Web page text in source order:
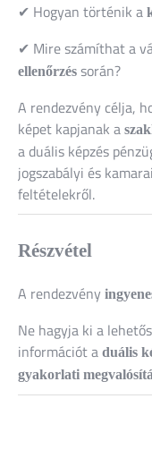
✔ Hogyan történik a
✔ Mire számíthat a
ellenőrzés során?
A rendezvény célja,
képet kapjanak a
a duális képzés
jogszabályi és
feltételekről.
Részvétel
A rendezvény
Ne hagyja ki a
információt a duális
gyakorlati